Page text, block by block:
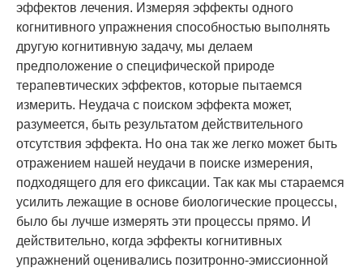
эффектов лечения. Измеряя эффекты одного
когнитивного упражнения способностью выполнять
другую когнитивную задачу, мы делаем
предположение о специфической природе
терапевтических эффектов, которые пытаемся
измерить. Неудача с поиском эффекта может,
разумеется, быть результатом действительного
отсутствия эффекта. Но она так же легко может быть
отражением нашей неудачи в поиске измерения,
подходящего для его фиксации. Так как мы стараемся
усилить лежащие в основе биологические процессы,
было бы лучше измерять эти процессы прямо. И
действительно, когда эффекты когнитивных
упражнений оценивались позитронно-эмиссионной